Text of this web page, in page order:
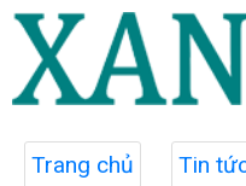
Trang chủ Tin